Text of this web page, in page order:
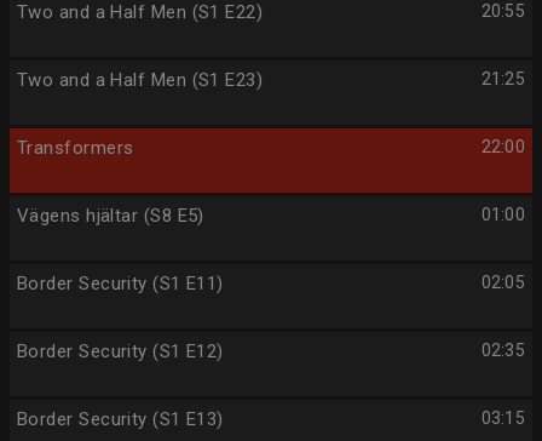
20:55
Two and a Half Men (S1 E22)
21:25
Two and a Half Men (S1 E23)
22:00
Transformers
01:00
Vägens hjältar (S8 E5)
02:05
Border Security (S1 E11)
02:35
Border Security (S1 E12)
03:15
Border Security (S1 E13)